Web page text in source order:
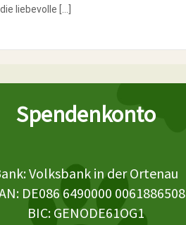
liebevolle […]
Spendenkonto
Volksbank in der Ortenau
DE086 6490000 0061886508
BIC: GENODE61OG1